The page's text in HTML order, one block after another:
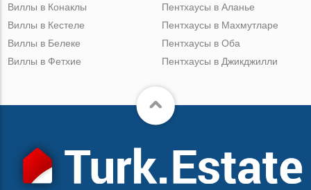
Виллы в Конаклы
Виллы в Кестеле
Виллы в Белеке
Виллы в Фетхие
Пентхаусы в Аланье
Пентхаусы в Махмутларе
Пентхаусы в Оба
Пентхаусы в Джикджилли